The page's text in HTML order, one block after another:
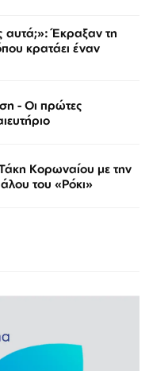
αυτά;»: Έκραξαν τη
κρατάει έναν
- Οι πρώτες
Κορωναίου με την
του «Ρόκι»